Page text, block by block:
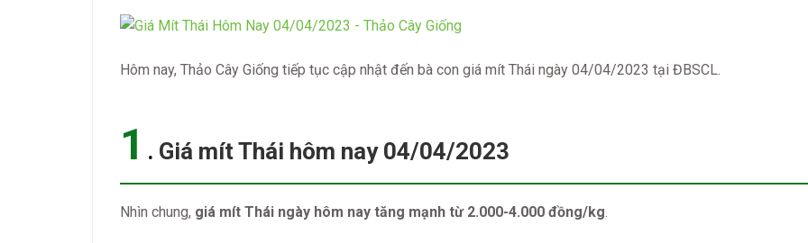
Hôm nay, Thảo Cây Giống tiếp tục cập nhật đến bà con giá mít Thái ngày 04/04/2023 tại ĐBSCL.
1 . Giá mít Thái hôm nay 04/04/2023
Nhìn chung, giá mít Thái ngày hôm nay tăng mạnh từ 2.000-4.000 đồng/kg.